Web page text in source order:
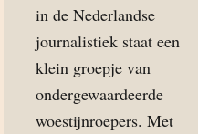
in de Nederlandse
journalistiek staat een
klein groepje van
ondergewaardeerde
woestijnroepers. Met